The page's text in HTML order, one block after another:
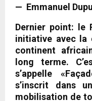
— Emmanuel
Dernier point: le
initiative avec la
continent
long terme.
s’appelle
s’inscrit dans
mobilisation de